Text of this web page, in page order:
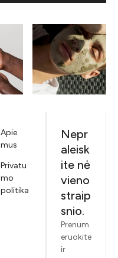
Apie
mus
Privatu
mo
politika
Nepr
aleisk
ite nė
vieno
straip
snio.
Prenum
eruokite
ir